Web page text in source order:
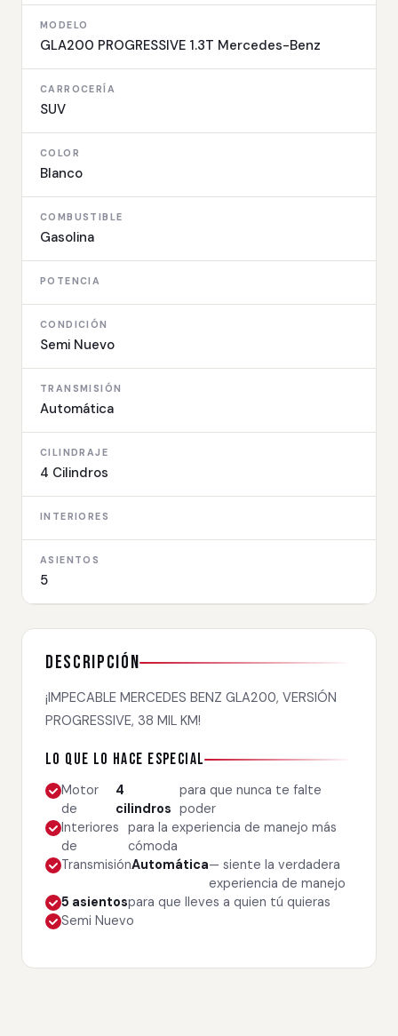
MODELO
GLA200 PROGRESSIVE 1.3T Mercedes-Benz
CARROCERÍA
SUV
COLOR
Blanco
COMBUSTIBLE
Gasolina
POTENCIA
CONDICIÓN
Semi Nuevo
TRANSMISIÓN
Automática
CILINDRAJE
4 Cilindros
INTERIORES
ASIENTOS
5
Descripción
¡IMPECABLE MERCEDES BENZ GLA200, VERSIÓN
PROGRESSIVE, 38 MIL KM!
Lo que lo hace especial
Motor
de
4
cilindros
para que nunca te falte
poder
Interiores
de
para la experiencia de manejo más
cómoda
TransmisiónAutomática— siente la verdadera
experiencia de manejo
5 asientospara que lleves a quien tú quieras
Semi Nuevo